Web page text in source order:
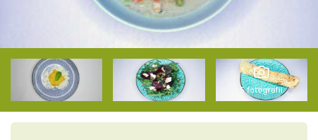
5 fotografií